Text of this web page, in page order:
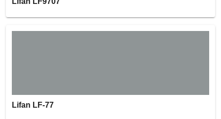
Lifan LF-77